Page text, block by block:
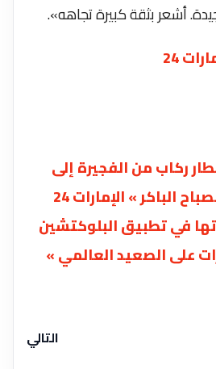
أشعر بثقة كبيرة تجاهه».
24
ركاب من الفجيرة إلى
الباكر » الإمارات 24
في تطبيق البلوكتشين
على الصعيد العالمي »
التالي